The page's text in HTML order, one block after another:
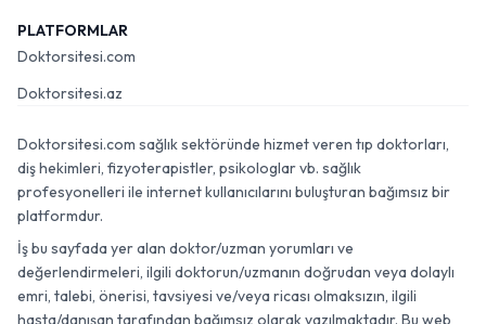
PLATFORMLAR
Doktorsitesi.com
Doktorsitesi.az
Doktorsitesi.com sağlık sektöründe hizmet veren tıp doktorları,
diş hekimleri, fizyoterapistler, psikologlar vb. sağlık
profesyonelleri ile internet kullanıcılarını buluşturan bağımsız bir
platformdur.
İş bu sayfada yer alan doktor/uzman yorumları ve
değerlendirmeleri, ilgili doktorun/uzmanın doğrudan veya dolaylı
emri, talebi, önerisi, tavsiyesi ve/veya ricası olmaksızın, ilgili
hasta/danışan tarafından bağımsız olarak yazılmaktadır. Bu web